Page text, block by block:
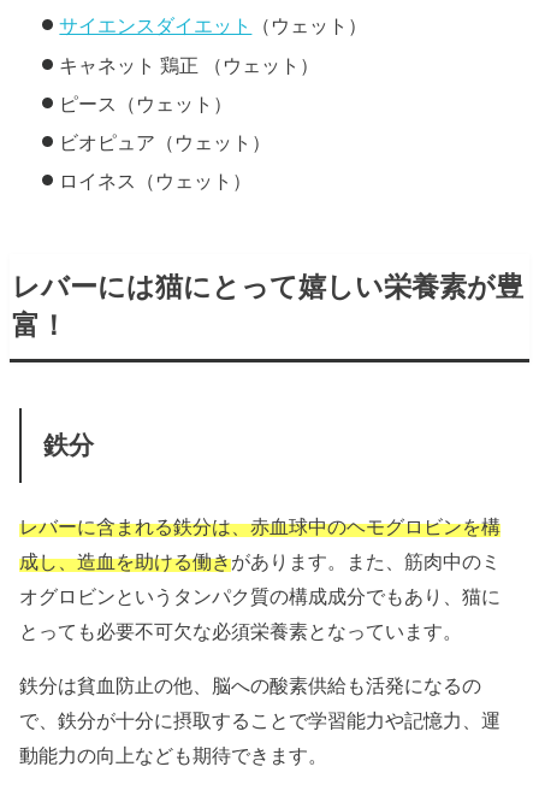
サイエンスダイエット
（ウェット）
キャネット 鶏正 （ウェット）
ピース（ウェット）
ビオピュア（ウェット）
ロイネス（ウェット）
レバーには猫にとって嬉しい栄養素が豊
富！
鉄分
レバーに含まれる鉄分は、赤血球中のヘモグロビンを構
成し、造血を助ける働きがあります。また、筋肉中のミ
オグロビンというタンパク質の構成成分でもあり、猫に
とっても必要不可欠な必須栄養素となっています。
鉄分は貧血防止の他、脳への酸素供給も活発になるの
で、鉄分が十分に摂取することで学習能力や記憶力、運
動能力の向上なども期待できます。